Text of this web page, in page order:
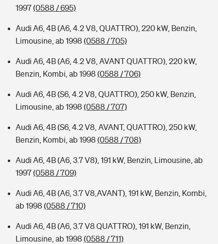
1997(0588 / 695)
Audi A6, 4B (A6, 4.2 V8, QUATTRO), 220 kW, Benzin,
Limousine, ab 1998 (0588 / 705)
Audi A6, 4B (A6, 4.2 V8, AVANT QUATTRO), 220 kW,
Benzin, Kombi, ab 1998 (0588 / 706)
Audi A6, 4B (S6, 4.2 V8, QUATTRO), 250 kW, Benzin,
Limousine, ab 1998 (0588 / 707)
Audi A6, 4B (S6, 4.2 V8, AVANT, QUATTRO), 250 kW,
Benzin, Kombi, ab 1998 (0588 / 708)
Audi A6, 4B (A6, 3.7 V8), 191 kW, Benzin, Limousine, ab
1997(0588 / 709)
Audi A6, 4B (A6, 3.7 V8,AVANT), 191 kW, Benzin, Kombi,
ab 1998 (0588 / 710)
Audi A6, 4B (A6, 3.7 V8 QUATTRO), 191 kW, Benzin,
Limousine, ab 1998 (0588 / 711)